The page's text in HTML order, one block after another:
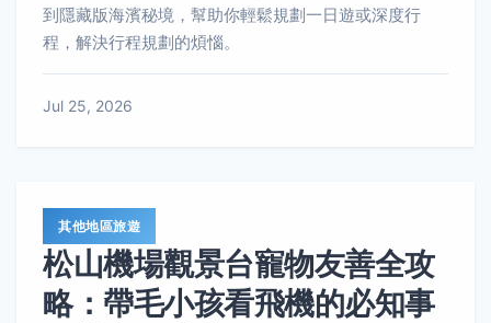
到隱藏版海濱秘境，幫助你輕鬆規劃一日遊或深度行
程，解決行程規劃的煩惱。
Jul 25, 2026
其他地區旅遊
松山機場觀景台寵物友善全攻
略：帶毛小孩看飛機的必知事